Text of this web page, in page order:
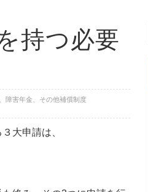
持つ必要
障害年金、その他補償制度
大申請は、